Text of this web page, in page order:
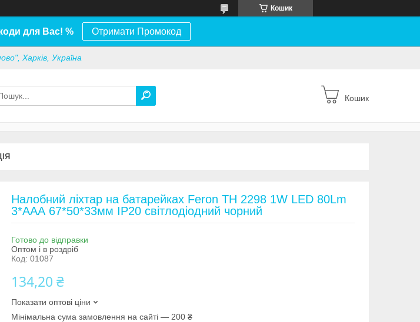
Кошик
для Вас! % Отримати Промокод
Харків, Україна
Кошик
Налобний ліхтар на батарейках Feron TH 2298 1W LED 80Lm
3*ААА 67*50*33мм IP20 світлодіодний чорний
Готово до відправки
Оптом і в роздріб
Код: 01087
134,20 ₴
Показати оптові ціни
Мінімальна сума замовлення на сайті — 200 ₴